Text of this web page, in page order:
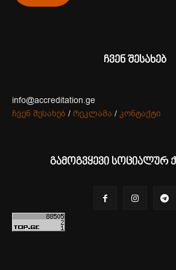
ჩვენ შესახებ
info@accreditation.ge
ჩვენ შესახებ / რეკლამა / კონტაქტი
გამოგვყევი სოციალურ